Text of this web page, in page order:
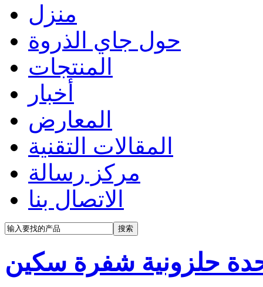
منزل
حول جاي الذروة
المنتجات
أخبار
المعارض
المقالات التقنية
مركز رسالة
الاتصال بنا
حلزونية شفرة سكين